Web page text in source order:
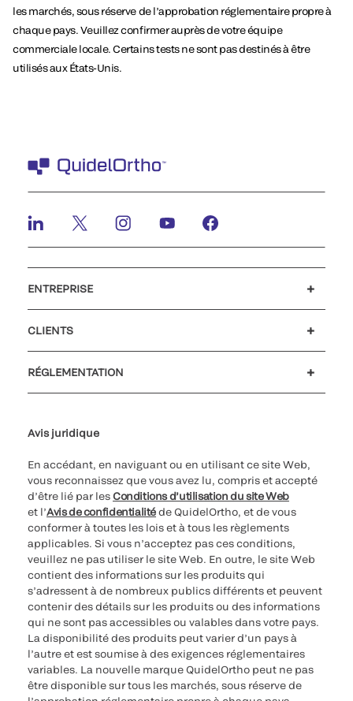
les marchés, sous réserve de l’approbation réglementaire propre à
chaque pays. Veuillez confirmer auprès de votre équipe
commerciale locale. Certains tests ne sont pas destinés à être
utilisés aux États-Unis.
ENTREPRISE
CLIENTS
RÉGLEMENTATION
Avis juridique
En accédant, en naviguant ou en utilisant ce site Web,
vous reconnaissez que vous avez lu, compris et accepté
d’être lié par lesConditions d’utilisation du site Web
et l’Avis de confidentialitéde QuidelOrtho, et de vous
conformer à toutes les lois et à tous les règlements
applicables. Si vous n’acceptez pas ces conditions,
veuillez ne pas utiliser le site Web. En outre, le site Web
contient des informations sur les produits qui
s’adressent à de nombreux publics différents et peuvent
contenir des détails sur les produits ou des informations
qui ne sont pas accessibles ou valables dans votre pays.
La disponibilité des produits peut varier d’un pays à
l’autre et est soumise à des exigences réglementaires
variables. La nouvelle marque QuidelOrtho peut ne pas
être disponible sur tous les marchés, sous réserve de